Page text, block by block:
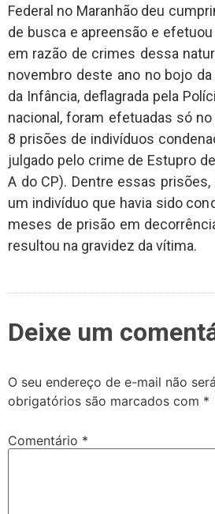
Federal no Maranhão deu
de busca e apreensão e
em razão de crimes dessa
novembro deste ano no bojo da
da Infância, deflagrada pela
nacional, foram efetuadas só
8 prisões de indivíduos
julgado pelo crime de Estupro
A do CP). Dentre essas
um indivíduo que havia sido
meses de prisão em
resultou na gravidez da vítima.
Deixe um
O seu endereço de e-mail não
obrigatórios são marcados com *
Comentário *